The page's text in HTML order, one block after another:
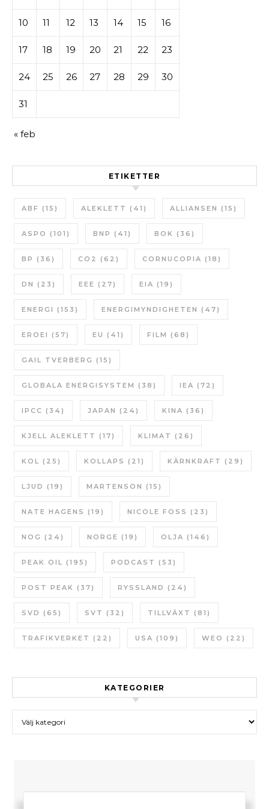
10 11 12 13 14 15 16
17 18 19 20 21 22 23
24 25 26 27 28 29 30
31
« feb
ETIKETTER
ABF (15) ALEKLETT (41) ALLIANSEN (15)
ASPO (101) BNP (41) BOK (36)
BP (36) CO2 (62) CORNUCOPIA (18)
DN (23) EEE (27) EIA (19)
ENERGI (153) ENERGIMYNDIGHETEN (47)
EROEI (57) EU (41) FILM (68)
GAIL TVERBERG (15)
GLOBALA ENERGISYSTEM (38) IEA (72)
IPCC (34) JAPAN (24) KINA (36)
KJELL ALEKLETT (17) KLIMAT (26)
KOL (25) KOLLAPS (21) KÄRNKRAFT (29)
LJUD (19) MARTENSON (15)
NATE HAGENS (19) NICOLE FOSS (23)
NOG (24) NORGE (19) OLJA (146)
PEAK OIL (195) PODCAST (53)
POST PEAK (37) RYSSLAND (24)
SVD (65) SVT (32) TILLVÄXT (81)
TRAFIKVERKET (22) USA (109) WEO (22)
KATEGORIER